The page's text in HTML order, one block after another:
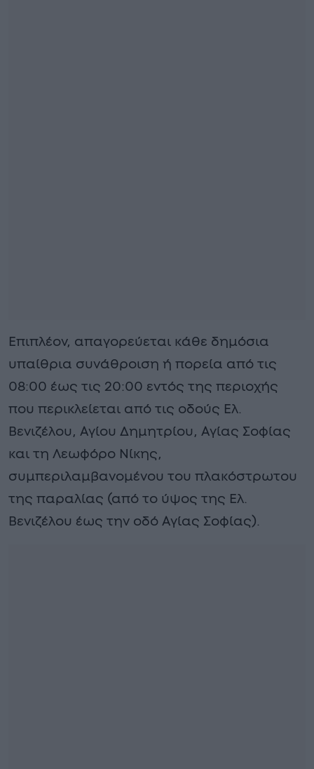
Επιπλέον, απαγορεύεται κάθε δημόσια
υπαίθρια συνάθροιση ή πορεία από τις
08:00 έως τις 20:00 εντός της περιοχής
που περικλείεται από τις οδούς Ελ.
Βενιζέλου, Αγίου Δημητρίου, Αγίας Σοφίας
και τη Λεωφόρο Νίκης,
συμπεριλαμβανομένου του πλακόστρωτου
της παραλίας (από το ύψος της Ελ.
Βενιζέλου έως την οδό Αγίας Σοφίας).